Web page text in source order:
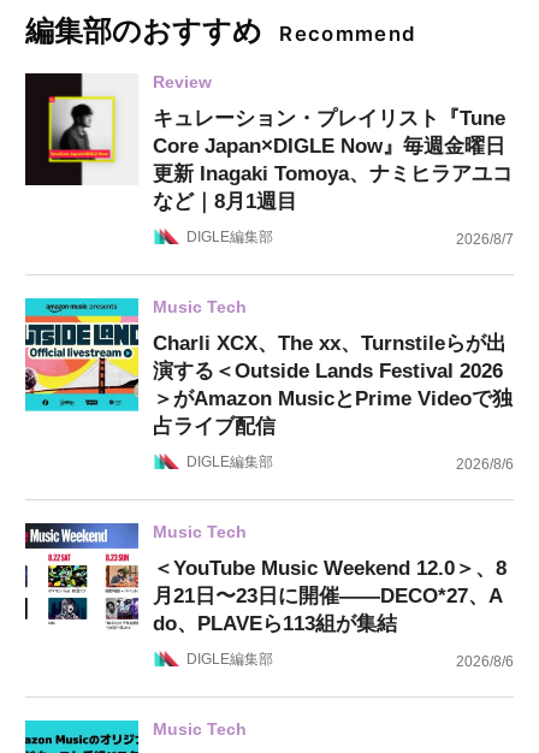
編集部のおすすめ Recommend
Review
キュレーション・プレイリスト『Tune
Core Japan×DIGLE Now』毎週金曜日
更新 Inagaki Tomoya、ナミヒラアユコ
など｜8月1週目
DIGLE編集部 2026/8/7
Music Tech
Charli XCX、The xx、Turnstileらが出
演する＜Outside Lands Festival 2026
＞がAmazon MusicとPrime Videoで独
占ライブ配信
DIGLE編集部 2026/8/6
Music Tech
＜YouTube Music Weekend 12.0＞、8
月21日〜23日に開催——DECO*27、A
do、PLAVEら113組が集結
DIGLE編集部 2026/8/6
Music Tech